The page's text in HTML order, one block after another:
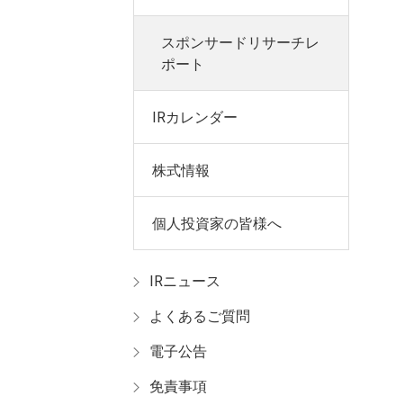
スポンサードリサーチレ
ポート
IRカレンダー
株式情報
個人投資家の皆様へ
IRニュース
よくあるご質問
電子公告
免責事項